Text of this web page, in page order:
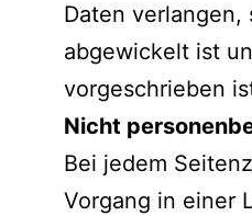
Daten verlangen,
abgewickelt ist
vorgeschrieben
Nicht
Bei jedem
Vorgang in einer